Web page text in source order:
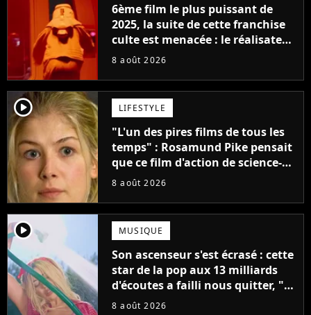
6ème film le plus puissant de
2025, la suite de cette franchise
culte est menacée : le réalisateur
claque la porte pour "différends
8 août 2026
player2 LIFESTYLE
"L'un des pires films de tous les
temps" : Rosamund Pike pensait
que ce film d'action de science-
fiction avec Dwayne Johnson
8 août 2026
player2 MUSIQUE
Son ascenseur s'est écrasé : cette
star de la pop aux 13 milliards
d'écoutes a failli nous quitter, "Je
pensais ne plus jamais chanter"
8 août 2026